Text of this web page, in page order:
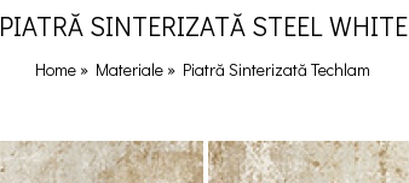
PIATRĂ SINTERIZATĂ STEEL WHITE
Home » Materiale » Piatră Sinterizată Techlam